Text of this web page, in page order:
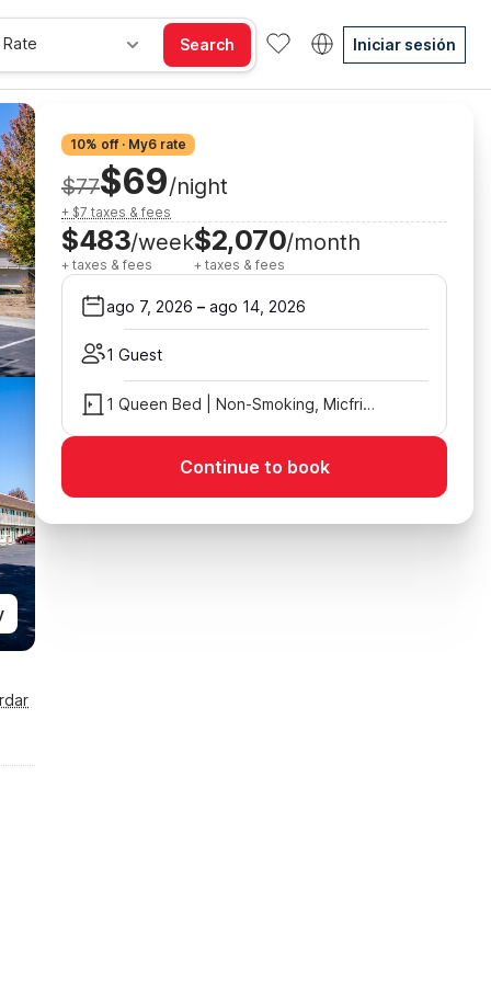
Search Iniciar sesión
10% off · My6 rate
$77$69/night
+ $7 taxes & fees
$483/week
+ taxes & fees
$2,070/month
+ taxes & fees
ago 7, 2026 – ago 14, 2026
1 Guest
1 Queen Bed | Non-Smoking, Micfridge
Continue to book